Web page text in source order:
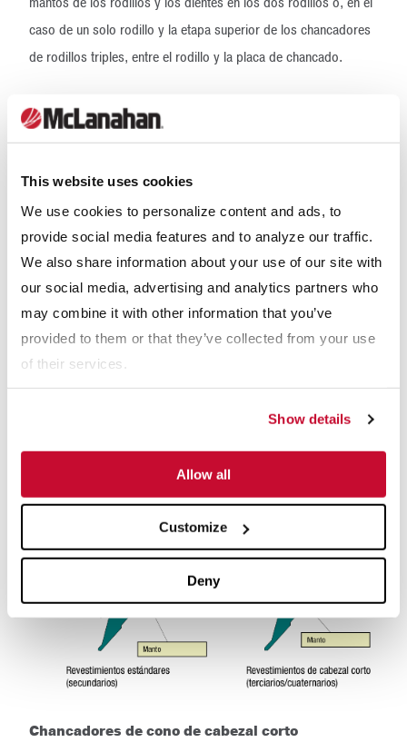
This website uses cookies
We use cookies to personalize content and ads, to
provide social media features and to analyze our traffic.
We also share information about your use of our site with
our social media, advertising and analytics partners who
may combine it with other information that you’ve
provided to them or that they’ve collected from your use
of their services.
Show details
Allow all
Customize
Deny
caso de un solo rodillo y la etapa superior de los chancadores
de rodillos triples, entre el rodillo y la placa de chancado.
Según el diseño, los chancadores de rodillo tienen un índice de
reducción de 6:1 (rodillo simple y la etapa superior del rodillo
abrasivos que pueden estar secos o húmedos y pegajosos.
Tipos de chancadores
terciarios y cuaternarios
Para un calibrado más fino, es posible que, después de las
etapas de chancado primaria y secundaria, se utilice una etapa
son los tipos más comunes de chancadores terciarios y
cuaternarios, si bien también pueden utilizarse impactadoras de
eje vertical y chancadores de rodillo según la aplicación.
Chancadores de cono de cabezal corto